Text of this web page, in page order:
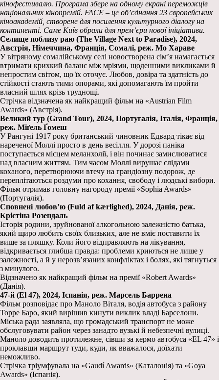
кінофестивалю. Програма збере на одному екрані переможців
національних кінопремій. FACE – це об’єднання 23 європейських
кіноакадемій, створене для посилення культурного діалогу на
континенті. Саме Київ обрали для прем’єри нової ініціативи.
Селище поблизу раю (The Village Next to Paradise), 2024,
Австрія, Німеччина, Франція, Сомалі, реж. Мо Хараве
У вітряному сомалійському селі новостворена сім’я намагається
втримати крихкий баланс між мріями, щоденними викликами й
непростим світом, що їх оточує. Любов, довіра та здатність до
стійкості стають тими опорами, які допомагають їм пройти
власний шлях крізь труднощі.
Стрічка відзначена як найкращий фільм на «Austrian Film
Awards» (Австрія).
Великий тур (Grand Tour), 2024, Португалія, Італія, Франція,
реж. Міґель Ґомеш
У Рангуні 1917 року британський чиновник Едвард тікає від
нареченої Моллі просто в день весілля. У дорозі паніка
поступається місцем меланхолії, і він починає замислюватися
над власним життям. Тим часом Моллі вирушає слідами
коханого, перетворюючи втечу на грандіозну подорож, де
переплітаються роздуми про кохання, свободу і людські вибори.
Фільм отримав головну нагороду премії «Sophia Awards»
(Португалія).
Сповнені любов’ю (Fuld af kærlighed), 2024, Данія, реж.
Крістіна Розендаль
Історія родини, зруйнованої алкогольною залежністю батька,
який щиро любить своїх близьких, але не вміє поставити їх
вище за пляшку. Коли його відправляють на лікування,
відкривається глибша правда: проблеми криються не лише у
залежності, а й у нерозв’язаних конфліктах і болях, які тягнуться
з минулого.
Відзначено як найкращий фільм на премії «Robert Awards»
(Данія).
47-й (El 47), 2024, Іспанія, реж. Марсель Баррена
Фільм розповідає про Маноло Віталя, водія автобуса з району
Торре Баро, який вирішив кинути виклик владі Барселони.
Міська рада заявляла, що громадський транспорт не може
обслуговувати район через занадто вузькі й небезпечні вулиці.
Маноло доводить протилежне, сівши за кермо автобуса «EL 47» і
проклавши маршрут туди, куди, як вважалося, доїхати
неможливо.
Стрічка тріумфувала на «Gaudí Awards» (Каталонія) та «Goya
Awards» (Іспанія).